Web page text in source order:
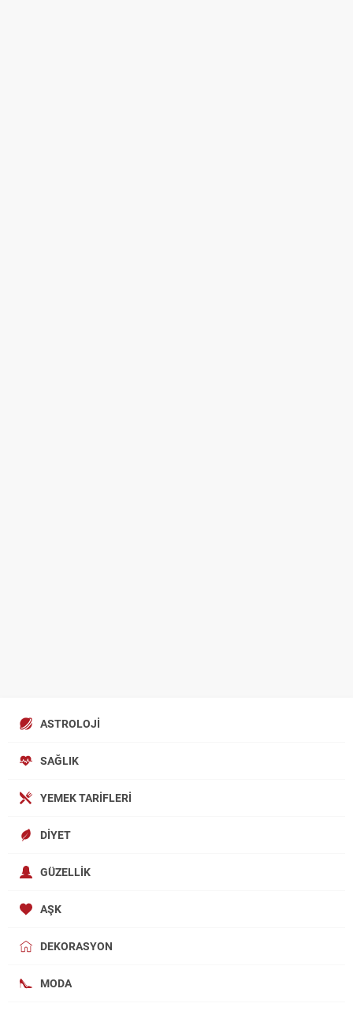
ASTROLOJI
SAĞLIK
YEMEK TARIFLERI
DIYET
GÜZELLIK
AŞK
DEKORASYON
MODA